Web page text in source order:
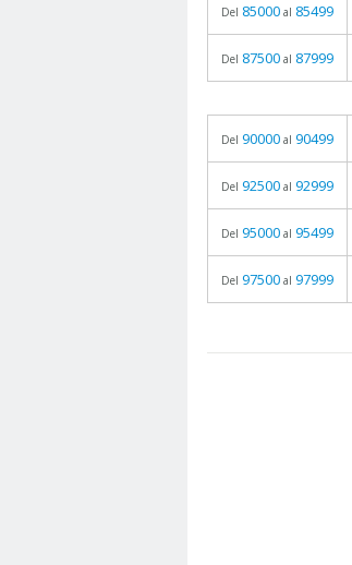
Del 85000 al 85499
Del 87500 al 87999
Del 90000 al 90499
Del 92500 al 92999
Del 95000 al 95499
Del 97500 al 97999